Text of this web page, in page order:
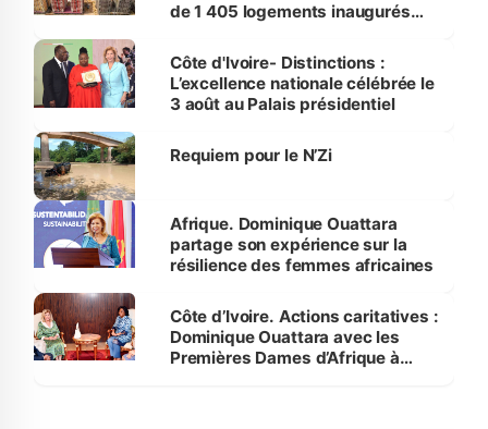
de 1 405 logements inaugurés
Bassam
Côte d'Ivoire- Distinctions :
L’excellence nationale célébrée le
3 août au Palais présidentiel
Requiem pour le N’Zi
Afrique. Dominique Ouattara
partage son expérience sur la
résilience des femmes africaines
Côte d’Ivoire. Actions caritatives :
Dominique Ouattara avec les
Premières Dames d’Afrique à